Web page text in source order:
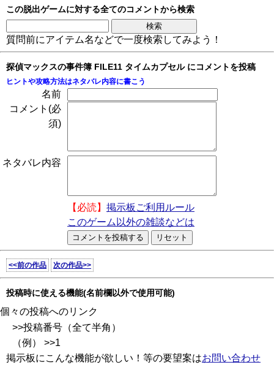
この脱出ゲームに対する全てのコメントから検索
質問前にアイテム名などで一度検索してみよう！
探偵マックスの事件簿 FILE11 タイムカプセル にコメントを投稿
ヒントや攻略方法はネタバレ内容に書こう
名前
コメント(必
須)
ネタバレ内容
【必読】 掲示板ご利用ルール
このゲーム以外の雑談などは
<<前の作品 次の作品>>
投稿時に使える機能(名前欄以外で使用可能)
個々の投稿へのリンク
>>投稿番号（全て半角）
（例） >>1
掲示板にこんな機能が欲しい！等の要望案はお問い合わせ